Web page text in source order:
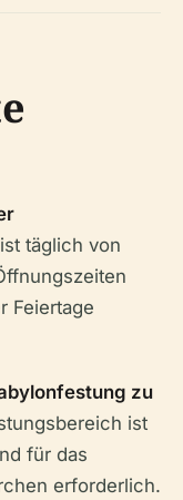
täglich von
Feiertage
zu
ist
für das
erforderlich.